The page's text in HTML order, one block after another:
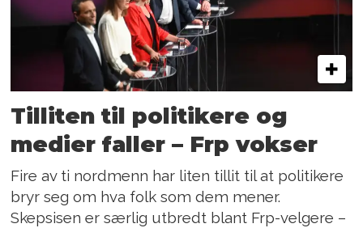
Tilliten til politikere og
medier faller – Frp vokser
Fire av ti nordmenn har liten tillit til at politikere
bryr seg om hva folk som dem mener.
Skepsisen er særlig utbredt blant Frp-velgere –